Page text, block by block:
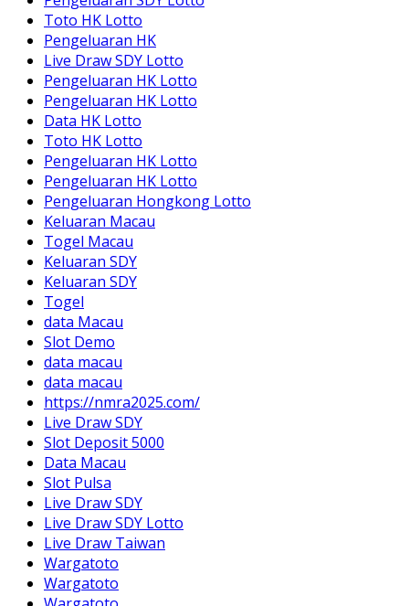
Toto HK Lotto
Pengeluaran HK
Live Draw SDY Lotto
Pengeluaran HK Lotto
Pengeluaran HK Lotto
Data HK Lotto
Toto HK Lotto
Pengeluaran HK Lotto
Pengeluaran HK Lotto
Pengeluaran Hongkong Lotto
Keluaran Macau
Togel Macau
Keluaran SDY
Keluaran SDY
Togel
data Macau
Slot Demo
data macau
data macau
https://nmra2025.com/
Live Draw SDY
Slot Deposit 5000
Data Macau
Slot Pulsa
Live Draw SDY
Live Draw SDY Lotto
Live Draw Taiwan
Wargatoto
Wargatoto